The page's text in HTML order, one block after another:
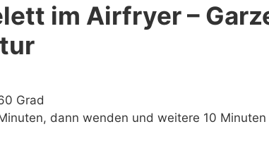
im Airfryer –
Grad
dann wenden und weitere 10 Minuten